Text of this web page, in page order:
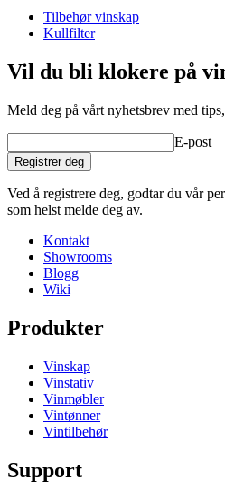
Generell
Dimensjoner (BxHxD cm)
Vekt (kg)0.8
Dybde (cm)
product extension
Status When Soldout
Tilbehør vinskap
Kullfilter
Vil du bli klokere på
Meld deg på vårt nyhetsbrev med
E-post
Registrer deg
Ved å registrere deg, godtar du vår
som helst melde deg av.
Kontakt
Showrooms
Blogg
Wiki
Produkter
Vinskap
Vinstativ
Vinmøbler
Vintønner
Vintilbehør
Support